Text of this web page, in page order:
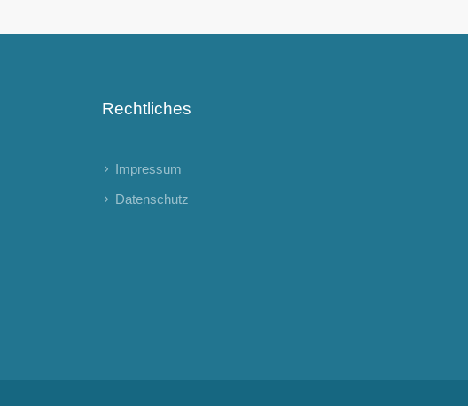
Rechtliches
Impressum
Datenschutz